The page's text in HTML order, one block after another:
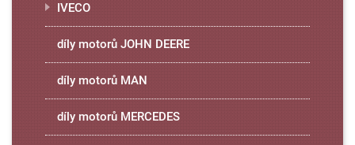
IVECO
díly motorů JOHN DEERE
díly motorů MAN
díly motorů MERCEDES